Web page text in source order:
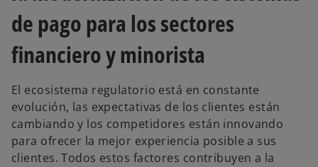
de pago para los sectores
financiero y minorista
El ecosistema regulatorio está en constante
evolución, las expectativas de los clientes están
cambiando y los competidores están innovando
para ofrecer la mejor experiencia posible a sus
clientes. Todos estos factores contribuyen a la